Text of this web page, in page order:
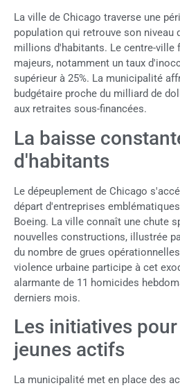
La ville de Chicago traverse une
population qui retrouve son niveau
millions d'habitants. Le centre-ville
majeurs, notamment un taux
supérieur à 25%. La municipalité
budgétaire proche du milliard de
aux retraites sous-financées.
La baisse
d'habitants
Le dépeuplement de Chicago
départ d'entreprises
Boeing. La ville connaît une chute
nouvelles constructions, illustrée
du nombre de grues
violence urbaine participe à cet
alarmante de 11 homicides
derniers mois.
Les initiatives
jeunes actifs
La municipalité met en place des